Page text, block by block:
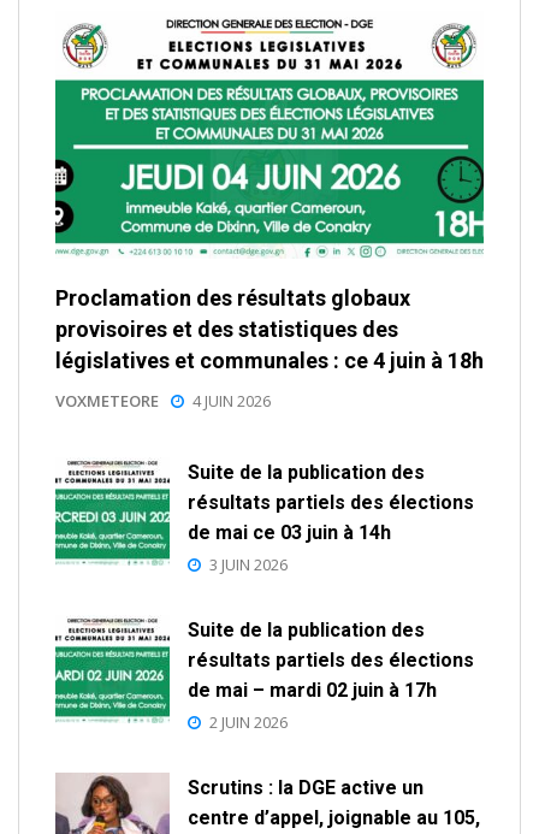
Proclamation des résultats globaux
provisoires et des statistiques des
législatives et communales : ce 4 juin à 18h
VOXMETEORE 4 JUIN 2026
Suite de la publication des
résultats partiels des élections
de mai ce 03 juin à 14h
3 JUIN 2026
Suite de la publication des
résultats partiels des élections
de mai – mardi 02 juin à 17h
2 JUIN 2026
Scrutins : la DGE active un
centre d’appel, joignable au 105,